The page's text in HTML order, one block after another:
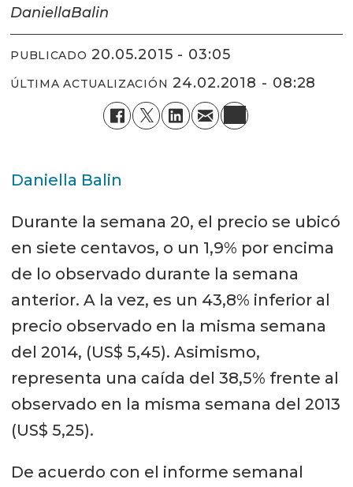
DaniellaBalin
PUBLICADO 20.05.2015 - 03:05
ÚLTIMA ACTUALIZACIÓN 24.02.2018 - 08:28
Daniella Balin
Durante la semana 20, el precio se ubicó
en siete centavos, o un 1,9% por encima
de lo observado durante la semana
anterior. A la vez, es un 43,8% inferior al
precio observado en la misma semana
del 2014, (US$ 5,45). Asimismo,
representa una caída del 38,5% frente al
observado en la misma semana del 2013
(US$ 5,25).
De acuerdo con el informe semanal